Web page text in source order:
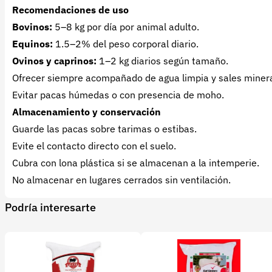
Recomendaciones de uso
Bovinos: 5–8 kg por día por animal adulto.
Equinos: 1.5–2% del peso corporal diario.
Ovinos y caprinos: 1–2 kg diarios según tamaño.
Ofrecer siempre acompañado de agua limpia y sales
Evitar pacas húmedas o con presencia de moho.
Almacenamiento y conservación
Guarde las pacas sobre tarimas o estibas.
Evite el contacto directo con el suelo.
Cubra con lona plástica si se almacenan a la intemperie.
No almacenar en lugares cerrados sin ventilación.
Podría interesarte